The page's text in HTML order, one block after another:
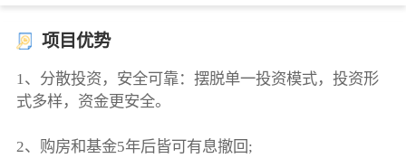
项目优势
1、分散投资，安全可靠：摆脱单一投资模式，投资形
式多样，资金更安全。
2、购房和基金5年后皆可有息撤回;